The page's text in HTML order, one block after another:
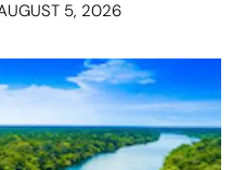
5, 2026